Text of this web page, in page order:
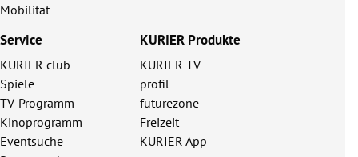
Mobilität
Service
KURIER club
Spiele
TV-Programm
Kinoprogramm
Eventsuche
KURIER Produkte
KURIER TV
profil
futurezone
Freizeit
KURIER App